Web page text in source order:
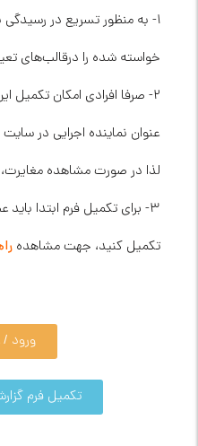
۱- به منظور تسریع در
خواسته شده را درقالب‌های
۲- صرفا افرادی امکان تکمیل
عنوان نماینده اجرایی در
لذا در صورت مشاهده مغایرت،
۳- برای تکمیل فرم ابتدا
تکمیل کنید، جهت مشاهده
ورود
تکمیل فرم